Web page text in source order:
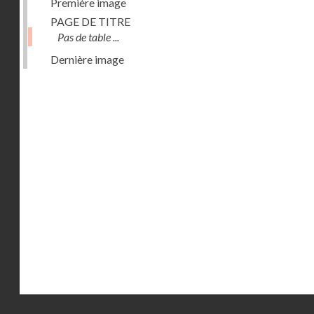
PAGE DE TITRE
Pas de table ...
Dernière image